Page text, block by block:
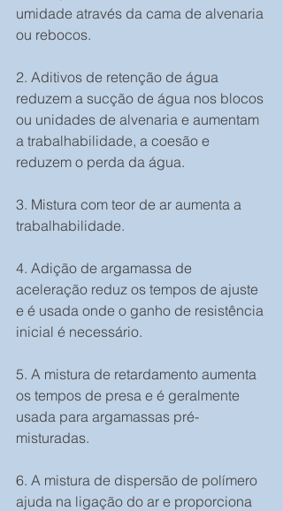
umidade através da cama de alvenaria
ou rebocos.
2. Aditivos de retenção de água
reduzem a sucção de água nos blocos
ou unidades de alvenaria e aumentam
a trabalhabilidade, a coesão e
reduzem o perda da água.
3. Mistura com teor de ar aumenta a
trabalhabilidade.
4. Adição de argamassa de
aceleração reduz os tempos de ajuste
e é usada onde o ganho de resistência
inicial é necessário.
5. A mistura de retardamento aumenta
os tempos de presa e é geralmente
usada para argamassas pré-
misturadas.
6. A mistura de dispersão de polímero
ajuda na ligação do ar e proporciona